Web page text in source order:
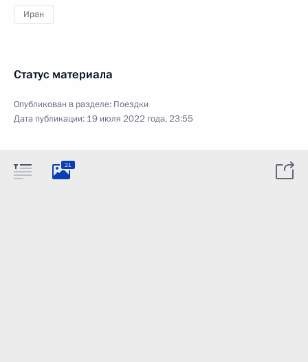
Иран
Статус материала
Опубликован в разделе: Поездки
Дата публикации: 19 июля 2022 года, 23:55
21